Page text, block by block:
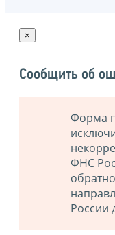
×
Сообщить об
Форма
ФНС
России